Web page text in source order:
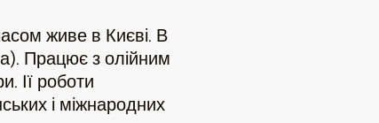
живе в Києві. В
Працює з олійним
Ії роботи
і міжнародних